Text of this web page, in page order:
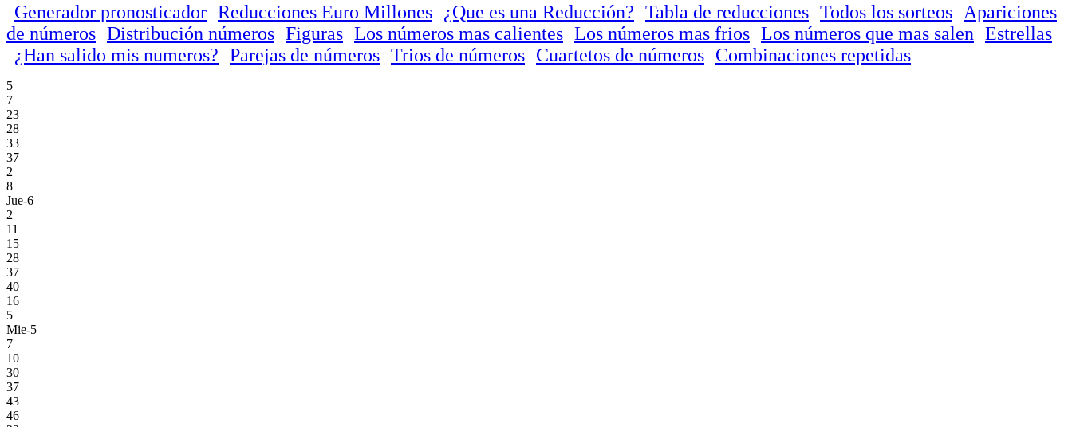
Generador pronosticador Reducciones Euro Millones ¿Que es una Reducción? Tabla de reducciones Todos los sorteos
Apariciones
de números Distribución números Figuras Los números mas calientes Los números mas frios Los números que mas salen Estrellas
¿Han salido mis numeros? Parejas de números Trios de números Cuartetos de números Combinaciones repetidas
5
7
23
28
33
37
2
8
Jue-6
2
11
15
28
37
40
16
5
Mie-5
7
10
30
37
43
46